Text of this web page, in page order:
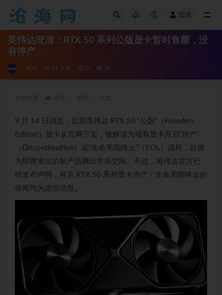
登录
英伟达澄清：RTX 50 系列公版显卡暂时售罄，没
有停产
资讯 11 月前 0 25
9 月 14 日消息，近期英伟达 RTX 50 “公版”（Founders
Edition）显卡从官网下架，被解读为现有显卡开启“停产”
（Discontinuation）或“生命周期终止”（EOL）流程，以便
为即将推出的新产品腾出市场空间。不过，英伟达官方已
经发布声明，有关 RTX 50 系列显卡停产 / 生命周期终止的
传闻均为虚假信息。